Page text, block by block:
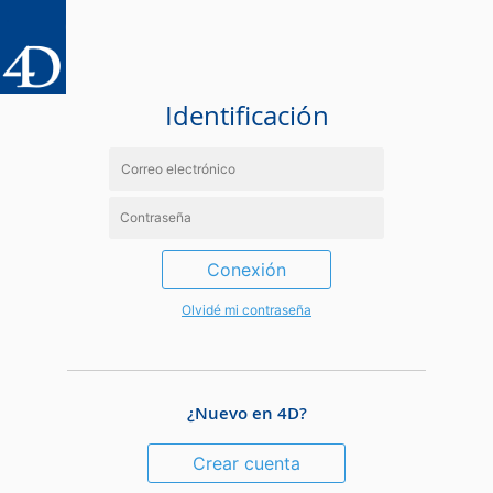
Identificación
Conexión
Olvidé mi contraseña
¿Nuevo en 4D?
Crear cuenta